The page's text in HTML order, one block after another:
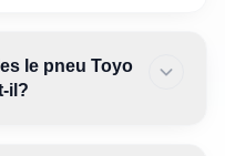
le pneu Toyo
il?